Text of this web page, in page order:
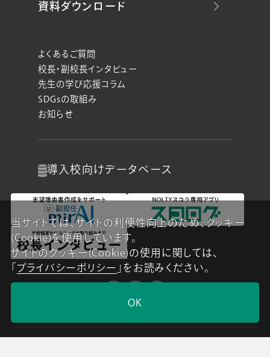
資料ダウンロード
よくあるご質問
校長・副校長インタビュー
先生の学び応援コラム
SDGsの取組み
お知らせ
導入校向けデータベース
当サイトでは、サイトの利便性向上のため、クッキー
(Cookie)を使用しています。
サイトのクッキー(Cookie)の使用に関しては、
プライバシーポリシー 」をお読みください。
OK